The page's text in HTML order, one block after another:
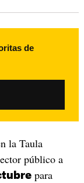
de
la Taula
público a
para